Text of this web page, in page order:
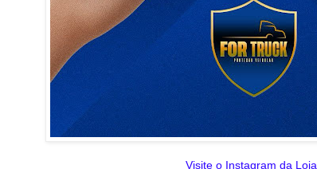
Visite o Instagram da Loja.